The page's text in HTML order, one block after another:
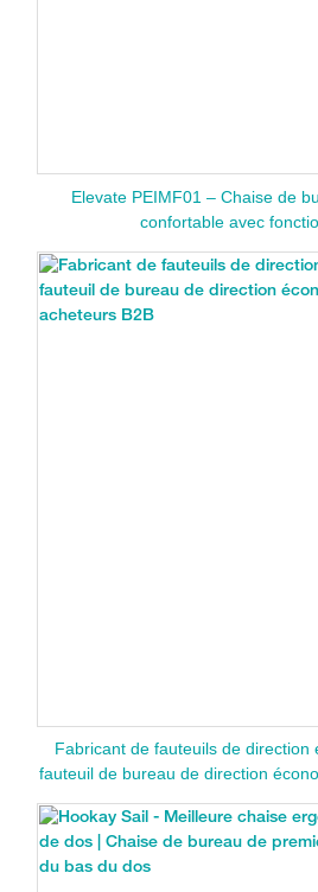
Elevate PEIMF01 – Chaise de
confortable avec
Fabricant de fauteuils de direction
fauteuil de bureau de direction
B2B